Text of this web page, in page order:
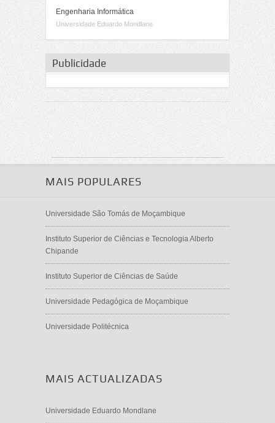
Engenharia Informática
Universidade Eduardo Mondlane
Publicidade
MAIS POPULARES
Universidade São Tomás de Moçambique
Instituto Superior de Ciências e Tecnologia Alberto
Chipande
Instituto Superior de Ciências de Saúde
Universidade Pedagógica de Moçambique
Universidade Politécnica
MAIS ACTUALIZADAS
Universidade Eduardo Mondlane